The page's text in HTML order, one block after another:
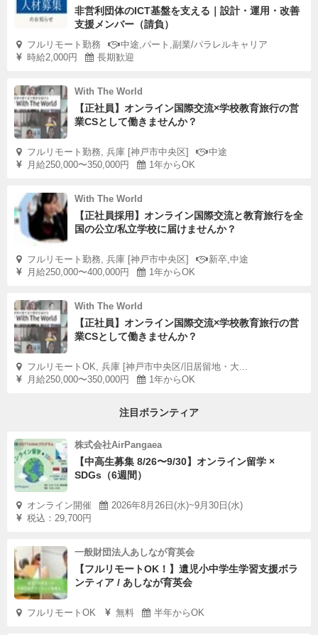
非営利団体のICT基盤を支える｜設計・運用・改善
支援メンバー（請負）
フルリモート勤務
中途,パート,副業/パラレルキャリア
時給2,000円
長期歓迎
With The World
【正社員】オンライン国際交流×学校教育旅行の営
業CSとして働きませんか？
フルリモート勤務, 兵庫 [神戸市中央区]
中途
月給250,000〜350,000円
1年からOK
With The World
【正社員採用】オンライン国際交流と教育旅行を全
国の公立/私立学校に届けませんか？
フルリモート勤務, 兵庫 [神戸市中央区]
新卒,中途
月給250,000〜400,000円
1年からOK
With The World
【正社員】オンライン国際交流×学校教育旅行の営
業CSとして働きませんか？
フルリモートOK, 兵庫 [神戸市中央区/旧居留地・大...
月給250,000〜350,000円
1年からOK
注目ボランティア
株式会社AirPangaea
【中高生募集 8/26〜9/30】オンライン留学 ×
SDGs（6週間）
オンライン開催
2026年8月26日(水)~9月30日(水)
税込：29,700円
一般財団法人あしなが育英会
【フルリモートOK！】遺児小中学生学習支援ボラ
ンティア / あしなが育英会
フルリモートOK 無料 半年からOK